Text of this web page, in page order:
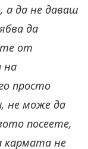
16670Преглед
да бъде
от 11
15629
да бъде
а да не даваш
да
от
на
просто
не може да
посеете,
кармата не